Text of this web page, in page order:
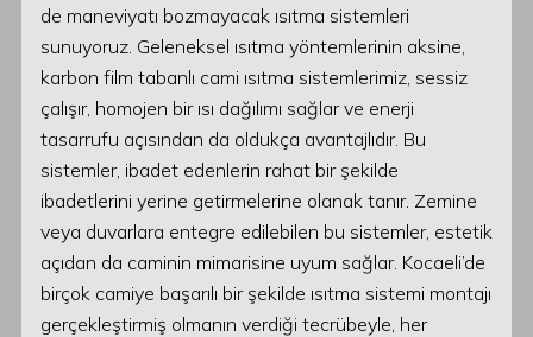
de maneviyatı bozmayacak ısıtma sistemleri
sunuyoruz. Geleneksel ısıtma yöntemlerinin aksine,
karbon film tabanlı cami ısıtma sistemlerimiz, sessiz
çalışır, homojen bir ısı dağılımı sağlar ve enerji
tasarrufu açısından da oldukça avantajlıdır. Bu
sistemler, ibadet edenlerin rahat bir şekilde
ibadetlerini yerine getirmelerine olanak tanır. Zemine
veya duvarlara entegre edilebilen bu sistemler, estetik
açıdan da caminin mimarisine uyum sağlar. Kocaeli’de
birçok camiye başarılı bir şekilde ısıtma sistemi montajı
gerçekleştirmiş olmanın verdiği tecrübeyle, her